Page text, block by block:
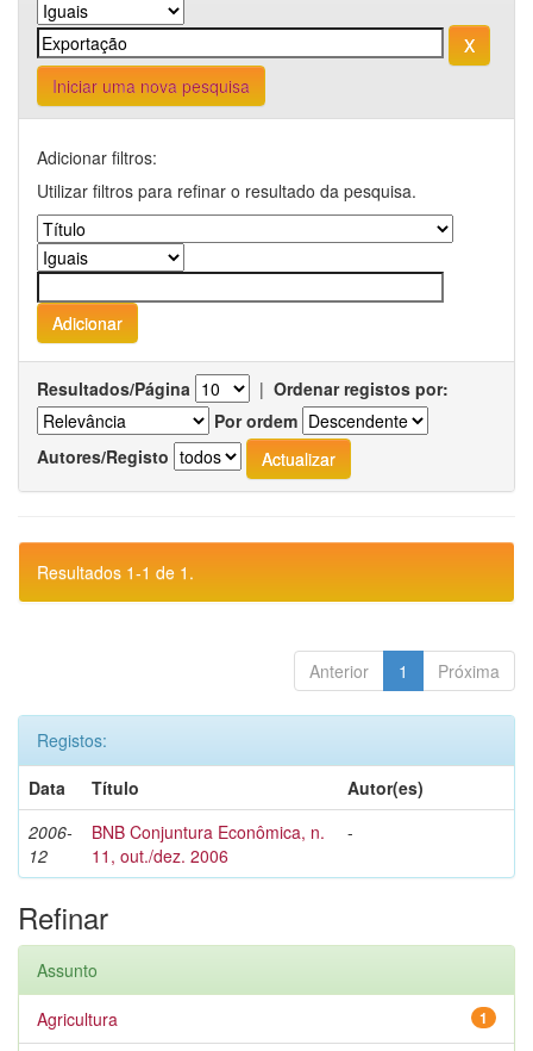
Iniciar uma nova pesquisa
Adicionar filtros:
Utilizar filtros para refinar o resultado da pesquisa.
Resultados/Página | Ordenar registos por:
Por ordem
Autores/Registo
Resultados 1-1 de 1.
Anterior 1 Próxima
Registos:
Data
Título
Autor(es)
2006-
12
BNB Conjuntura Econômica, n.
11, out./dez. 2006
-
Refinar
Assunto
1
Agricultura